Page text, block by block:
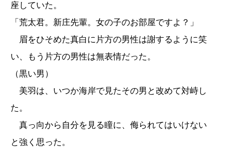
座していた。
「荒太君。新庄先輩。女の子のお部屋ですよ？」
眉をひそめた真白に片方の男性は謝するように笑
い、もう片方の男性は無表情だった。
（黒い男）
美羽は、いつか海岸で見たその男と改めて対峙し
た。
真っ向から自分を見る瞳に、侮られてはいけない
と強く思った。